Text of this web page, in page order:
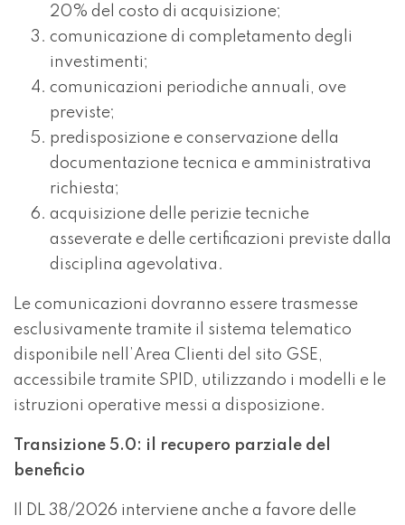
20% del costo di acquisizione;
comunicazione di completamento degli
investimenti;
comunicazioni periodiche annuali, ove
previste;
predisposizione e conservazione della
documentazione tecnica e amministrativa
richiesta;
acquisizione delle perizie tecniche
asseverate e delle certificazioni previste dalla
disciplina agevolativa.
Le comunicazioni dovranno essere trasmesse
esclusivamente tramite il sistema telematico
disponibile nell’Area Clienti del sito GSE,
accessibile tramite SPID, utilizzando i modelli e le
istruzioni operative messi a disposizione.
Transizione 5.0: il recupero parziale del
beneficio
Il DL 38/2026 interviene anche a favore delle